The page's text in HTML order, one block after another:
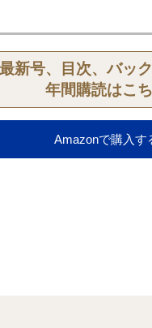
最新号、目次、バッ
年間購読はこ
Amazonで購入す